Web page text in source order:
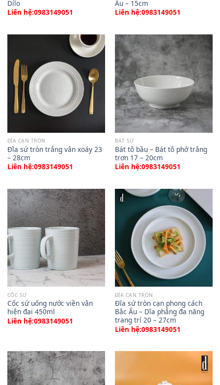
Dílo
Liên hệ:0983149051
Âu – 15cm
Liên hệ:0983149051
ĐĨA CẠN TRÒN
Đĩa sứ tròn trắng vân xoáy 23
– 28cm
Liên hệ:0983149051
BÁT SỨ
Bát tô bầu – Bát tô phở trắng
trơn 17 – 20cm
Liên hệ:0983149051
CỐC SỨ
Cốc sứ uống nước viền vân
hiện đại 450ml
Liên hệ:0983149051
ĐĨA CẠN TRÒN
Đĩa sứ tròn cạn phong cách
Bắc Âu – Dĩa phẳng đa năng
trang trí 20 – 27cm
Liên hệ:0983149051